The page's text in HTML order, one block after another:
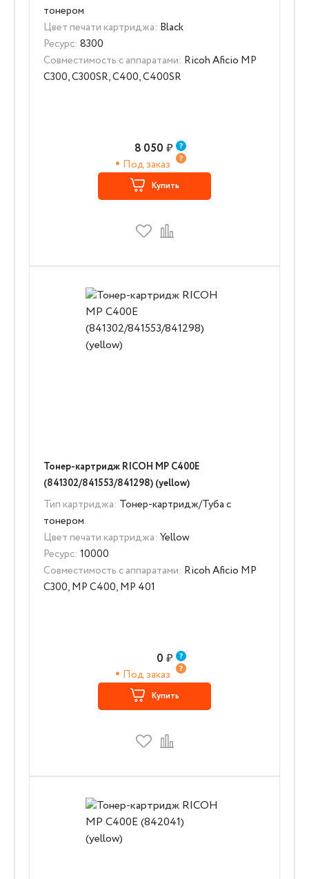
тонером
Цвет печати картриджа: Black
Ресурс: 8300
Совместимость с аппаратами: Ricoh Aficio MP
C300, C300SR, C400, C400SR
8 050 ₽
Под заказ
Купить
Тонер-картридж RICOH MP C400E
(841302/841553/841298) (yellow)
Тип картриджа: Тонер-картридж/Туба с
тонером
Цвет печати картриджа: Yellow
Ресурс: 10000
Совместимость с аппаратами: Ricoh Aficio MP
C300, MP C400, MP 401
0 ₽
Под заказ
Купить